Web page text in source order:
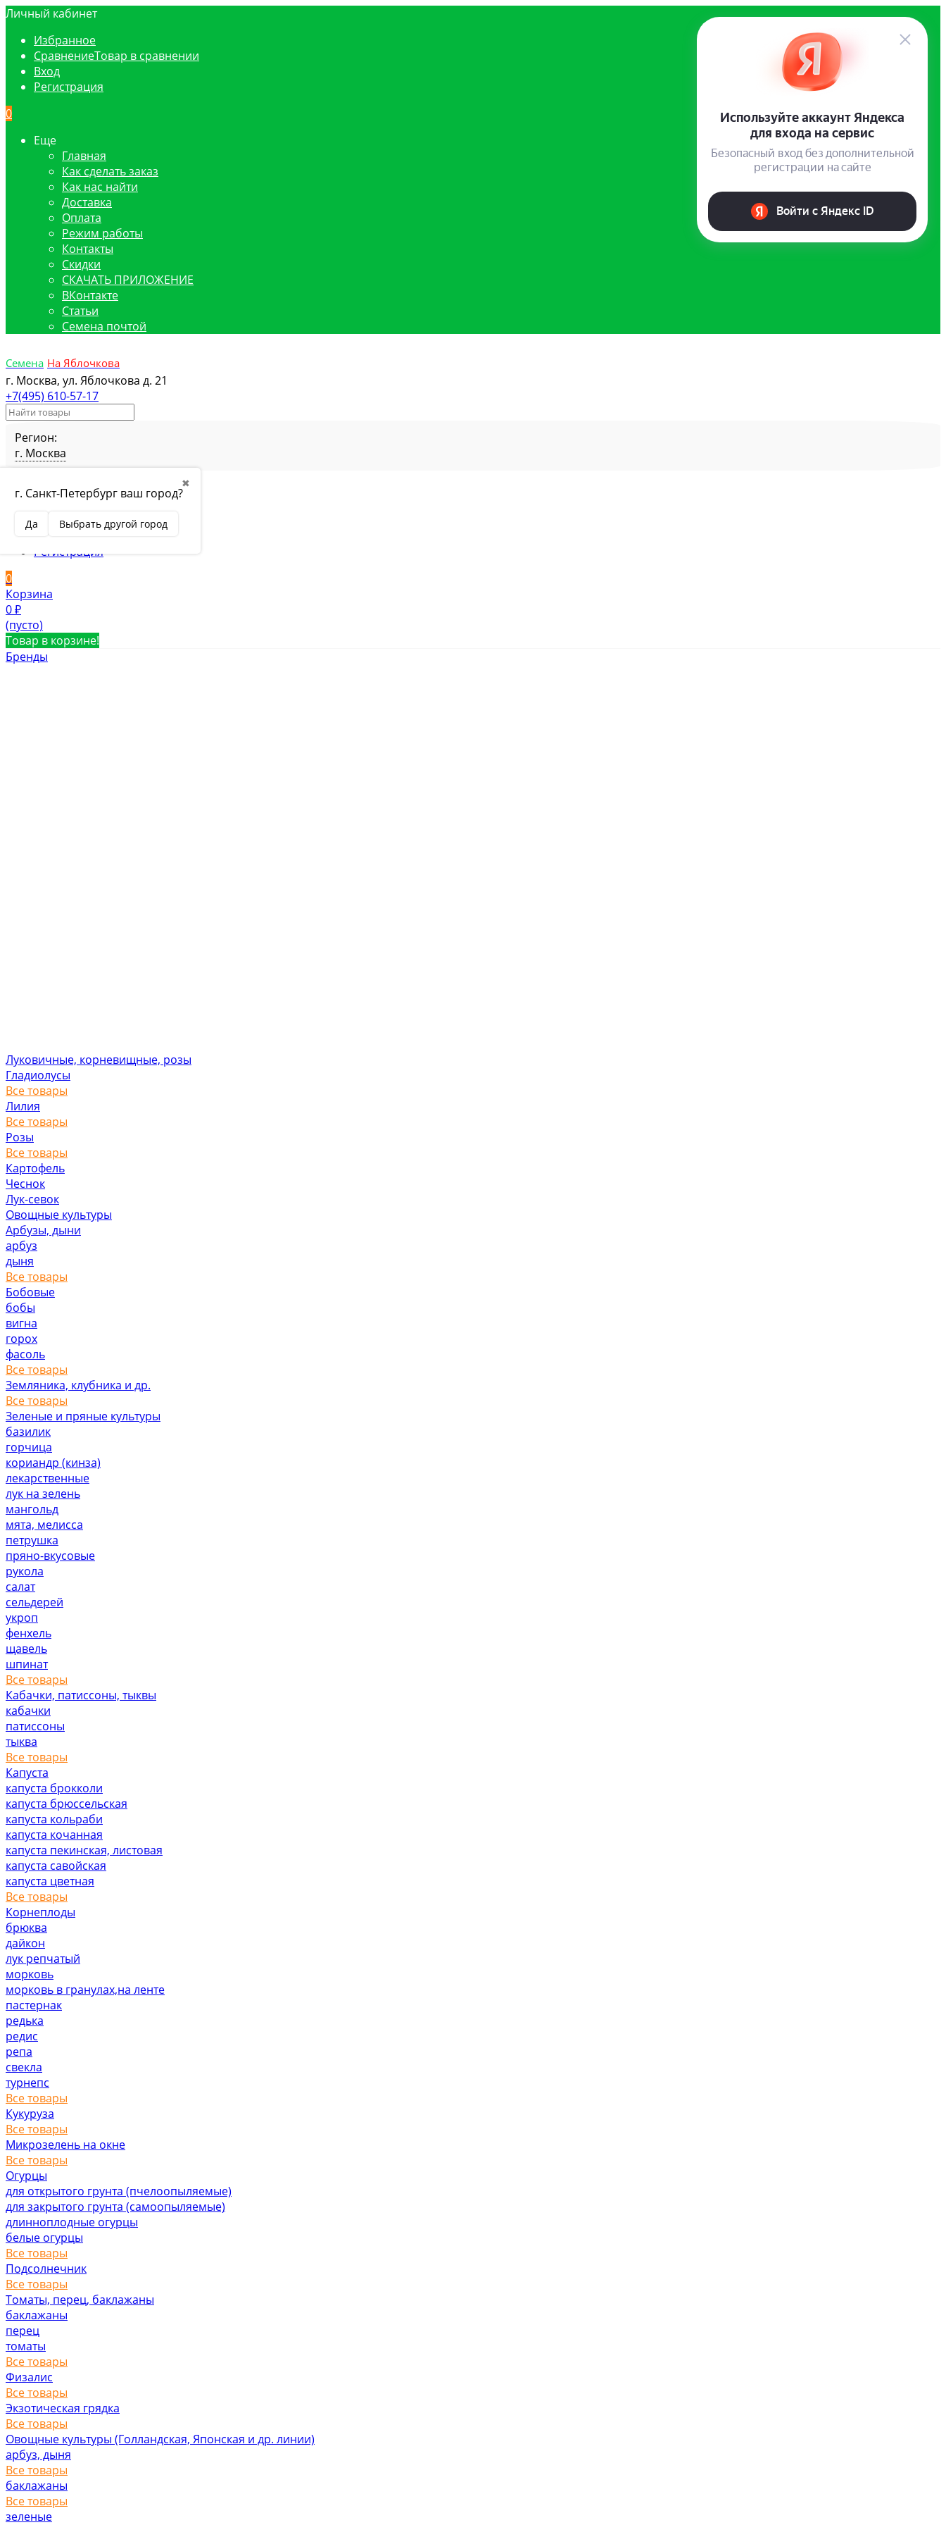
Личный кабинет
Избранное
СравнениеТовар в сравнении
Вход
Регистрация
0
Еще
Главная
Как сделать заказ
Как нас найти
Доставка
Оплата
Режим работы
Контакты
Скидки
СКАЧАТЬ ПРИЛОЖЕНИЕ
ВКонтакте
Статьи
Семена почтой
Семена На Яблочкова
г. Москва, ул. Яблочкова д. 21
+7(495) 610-57-17
Регион:
г. Москва
✖
г. Санкт-Петербург ваш город?
Да Выбрать другой город
СравнениеТовар в сравнении
Вход
Регистрация
0
Корзина
0 ₽
(пусто)
Товар в корзине!
Бренды
Луковичные, корневищные, розы
Гладиолусы
Все товары
Лилия
Все товары
Розы
Все товары
Картофель
Чеснок
Лук-севок
Овощные культуры
Арбузы, дыни
арбуз
дыня
Все товары
Бобовые
бобы
вигна
горох
фасоль
Все товары
Земляника, клубника и др.
Все товары
Зеленые и пряные культуры
базилик
горчица
кориандр (кинза)
лекарственные
лук на зелень
мангольд
мята, мелисса
петрушка
пряно-вкусовые
рукола
салат
сельдерей
укроп
фенхель
щавель
шпинат
Все товары
Кабачки, патиссоны, тыквы
кабачки
патиссоны
тыква
Все товары
Капуста
капуста брокколи
капуста брюссельская
капуста кольраби
капуста кочанная
капуста пекинская, листовая
капуста савойская
капуста цветная
Все товары
Корнеплоды
брюква
дайкон
лук репчатый
морковь
морковь в гранулах,на ленте
пастернак
редька
редис
репа
свекла
турнепс
Все товары
Кукуруза
Все товары
Микрозелень на окне
Все товары
Огурцы
для открытого грунта (пчелоопыляемые)
для закрытого грунта (самоопыляемые)
длинноплодные огурцы
белые огурцы
Все товары
Подсолнечник
Все товары
Томаты, перец, баклажаны
баклажаны
перец
томаты
Все товары
Физалис
Все товары
Экзотическая грядка
Все товары
Овощные культуры (Голландская, Японская и др. линии)
арбуз, дыня
Все товары
баклажаны
Все товары
зеленые